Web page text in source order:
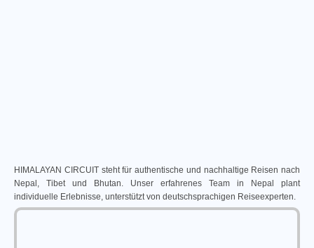
HIMALAYAN CIRCUIT steht für authentische und nachhaltige Reisen nach
Nepal, Tibet und Bhutan. Unser erfahrenes Team in Nepal plant
individuelle Erlebnisse, unterstützt von deutschsprachigen Reiseexperten.